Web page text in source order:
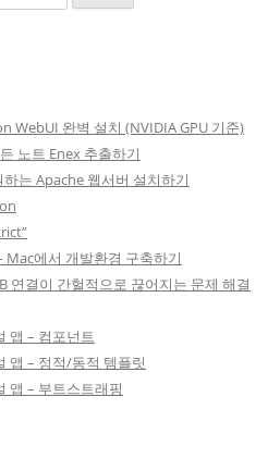
WebUI 완벽 설치 (NVIDIA GPU 기준)
노트 Enex 추출하기
는 Apache 웹서버 설치하기
에서 개발환경 구축하기
연결이 간헐적으로 끊어지는 문제 해결
앱 – 컴포넌트
앱 – 정적/동적 템플릿
앱 – 부트스트래핑